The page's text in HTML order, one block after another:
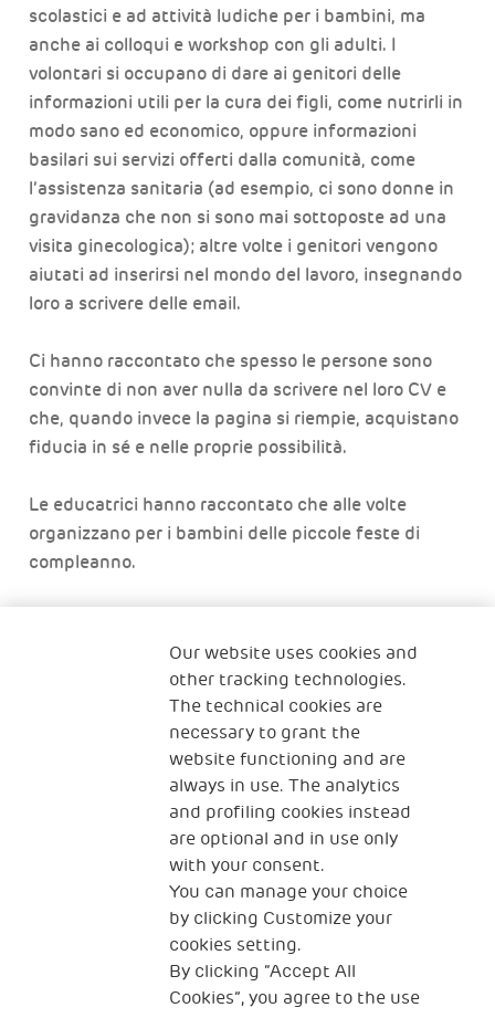
scolastici e ad attività ludiche per i bambini, ma
anche ai colloqui e workshop con gli adulti. I
volontari si occupano di dare ai genitori delle
informazioni utili per la cura dei figli, come nutrirli in
modo sano ed economico, oppure informazioni
basilari sui servizi offerti dalla comunità, come
l’assistenza sanitaria (ad esempio, ci sono donne in
gravidanza che non si sono mai sottoposte ad una
visita ginecologica); altre volte i genitori vengono
aiutati ad inserirsi nel mondo del lavoro, insegnando
loro a scrivere delle email.
Ci hanno raccontato che spesso le persone sono
convinte di non aver nulla da scrivere nel loro CV e
che, quando invece la pagina si riempie, acquistano
fiducia in sé e nelle proprie possibilità.
Le educatrici hanno raccontato che alle volte
organizzano per i bambini delle piccole feste di
compleanno.
ed avere una festa tutta per sé, essere al centro
dell’attenzione di altri bambini che cantano la
canzone di auguri, rende i bambini immensamente
A volte, basta davvero poco e tutto diventa magico!
Our website uses cookies and
other tracking technologies.
The technical cookies are
necessary to grant the
website functioning and are
always in use. The analytics
and profiling cookies instead
are optional and in use only
with your consent.
You can manage your choice
by clicking Customize your
cookies setting.
By clicking “Accept All
Cookies”, you agree to the use